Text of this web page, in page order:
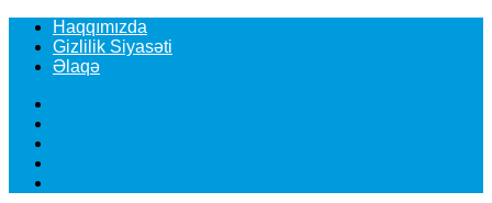
Haqqımızda
Gizlilik Siyasəti
Əlaqə